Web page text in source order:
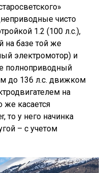
чисто
1.2 (100 л.с.),
на базе той же
электромотор) и
полноприводный
до 136 л.с. движком
на
же касается
то у него начинка
– с учетом